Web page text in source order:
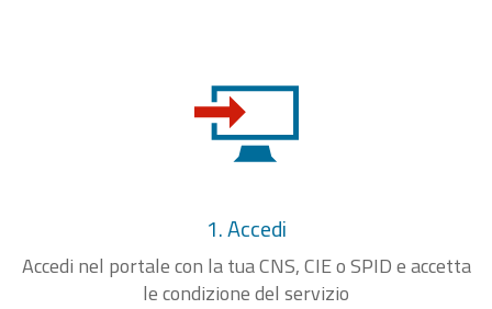
1. Accedi
Accedi nel portale con la tua CNS, CIE o SPID e accetta
le condizione del servizio